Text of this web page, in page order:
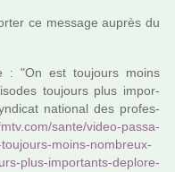
ce mes­sage auprès du
: "On est tou­jours moins
tou­jours plus impor­
natio­nal des pro­fes­
sante/video-pas­sa­
moins-nom­breux-
plus-impor­tants-deplore-